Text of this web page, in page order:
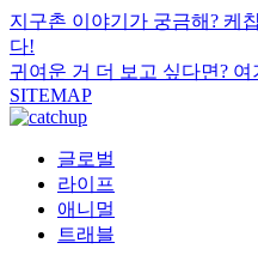
지구촌 이야기가 궁금해? 케
다!
귀여운 거 더 보고 싶다면? 여
SITEMAP
글로벌
라이프
애니멀
트래블